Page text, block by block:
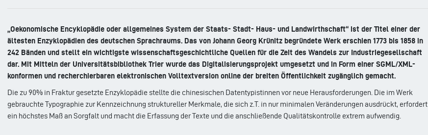
„Oekonomische Encyklopädie oder allgemeines System der Staats- Stadt- Haus- und Landwirthschaft“ ist der Titel einer der
ältesten Enzyklopädien des deutschen Sprachraums. Das von Johann Georg Krünitz begründete Werk erschien 1773 bis 1858 in
242 Bänden und stellt ein wichtigste wissenschaftsgeschichtliche Quellen für die Zeit des Wandels zur Industriegesellschaft
dar. Mit Mitteln der Universitätsbibliothek Trier wurde das Digitalisierungsprojekt umgesetzt und in Form einer SGML/XML-
konformen und recherchierbaren elektronischen Volltextversion online der breiten Öffentlichkeit zugänglich gemacht.
Die zu 90% in Fraktur gesetzte Enzyklopädie stellte die chinesischen Datentypistinnen vor neue Herausforderungen. Die im Werk
gebrauchte Typographie zur Kennzeichnung struktureller Merkmale, die sich z.T. in nur minimalen Veränderungen ausdrückt, erfordert
ein höchstes Maß an Sorgfalt und macht die Erfassung der Texte und die anschließende Qualitätskontrolle extrem aufwendig.